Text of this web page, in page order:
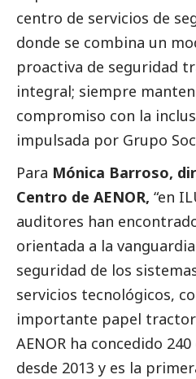
centro de servicios de
donde se combina un
proactiva de seguridad
integral; siempre
compromiso con la
impulsada por Grupo
Para Mónica Barroso,
Centro de AENOR, “en
auditores han
orientada a la
seguridad de los
servicios tecnológicos,
importante papel
AENOR ha concedido
desde 2013 y es la